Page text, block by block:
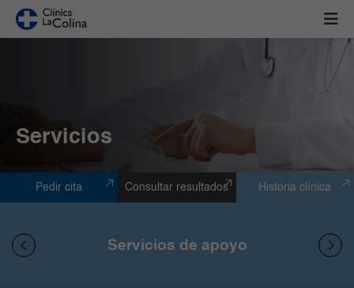
Servicios
Pedir cita Consultar resultados Historia clínica
Servicios de apoyo